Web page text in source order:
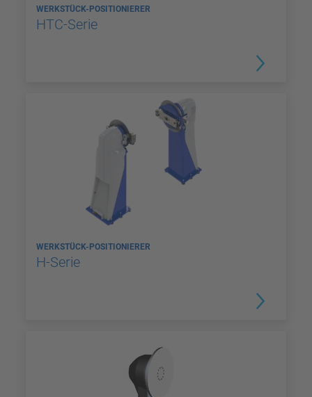
WERKSTÜCK-POSITIONIERER
HTC-Serie
WERKSTÜCK-POSITIONIERER
H-Serie